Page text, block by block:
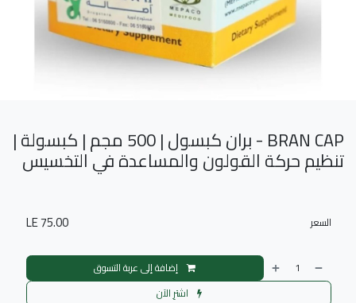
BRAN CAP - بران كبسول | 500 مجم | كبسولة |
تنظيم حركة القولون والمساعدة في التخسيس
إضافة إلى عربة التسوق
اشترِ الآن
السعر 75.00